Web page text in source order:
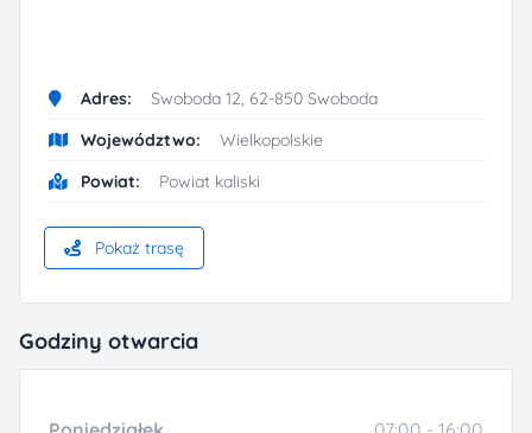
Adres:
Swoboda 12, 62-850 Swoboda
Województwo:
Wielkopolskie
Powiat:
Powiat kaliski
Pokaż trasę
Godziny otwarcia